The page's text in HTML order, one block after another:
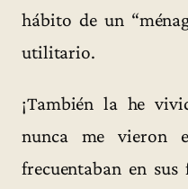
hábito de un
utilitario.
¡También la he
nunca me vieron
frecuentaban en